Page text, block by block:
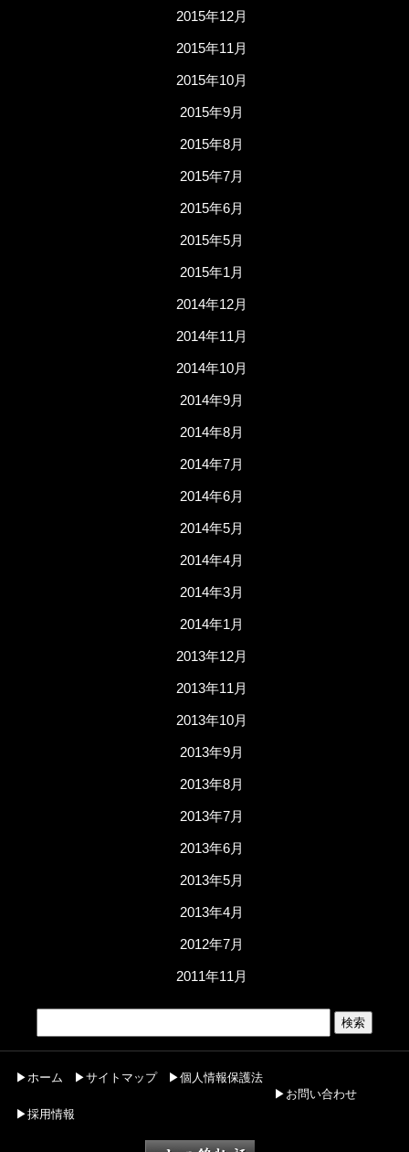
2015年12月
2015年11月
2015年10月
2015年9月
2015年8月
2015年7月
2015年6月
2015年5月
2015年1月
2014年12月
2014年11月
2014年10月
2014年9月
2014年8月
2014年7月
2014年6月
2014年5月
2014年4月
2014年3月
2014年1月
2013年12月
2013年11月
2013年10月
2013年9月
2013年8月
2013年7月
2013年6月
2013年5月
2013年4月
2012年7月
2011年11月
▶ホーム ▶サイトマップ
▶個人情報保護法
▶お問い合わせ
▶採用情報